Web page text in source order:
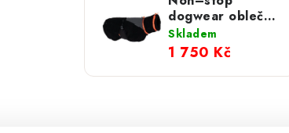
dogwear obleček
Trekking fleece
černý
Skladem
1 750 Kč